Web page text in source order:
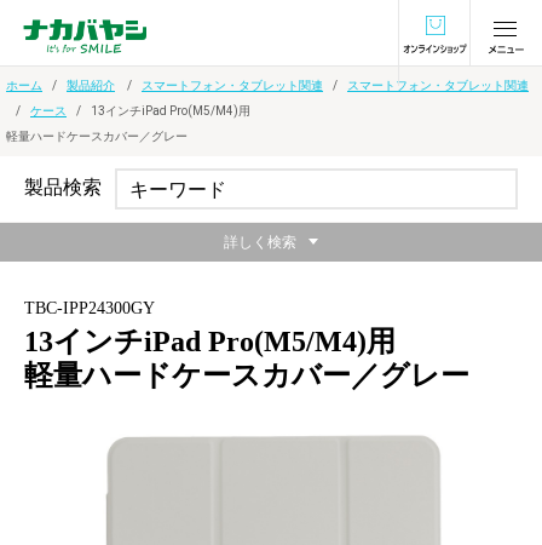
オンラインショ
ホーム 製品紹介 スマートフォン・タブレット関連
スマートフォン・タブレット関連
ケース
13インチiPad Pro(M5/M4)用
軽量ハードケースカバー／グレー
TBC-IPP24300GY
13インチiPad Pro(M5/M4)用
軽量ハードケースカバー／グレー
製品検索
詳しく検索